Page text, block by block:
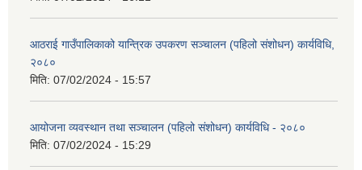
आठराई गाउँपालिकाको यान्त्रिक उपकरण सञ्चालन (पहिलो संशोधन) कार्यविधि,
२०८०
मिति: 07/02/2024 - 15:57
आयोजना व्यवस्थान तथा सञ्चालन (पहिलो संशोधन) कार्यविधि - २०८०
मिति: 07/02/2024 - 15:29